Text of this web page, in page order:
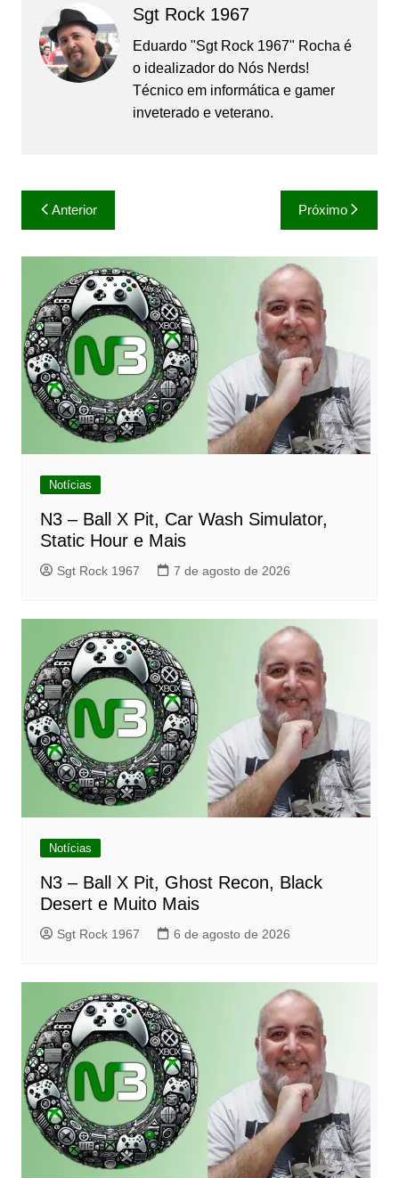
Sgt Rock 1967
Eduardo "Sgt Rock 1967" Rocha é
o idealizador do Nós Nerds!
Técnico em informática e gamer
inveterado e veterano.
Navegação
de
Post
Anterior Próximo
Notícias
N3 – Ball X Pit, Car Wash Simulator,
Static Hour e Mais
Sgt Rock 1967 7 de agosto de 2026
Notícias
N3 – Ball X Pit, Ghost Recon, Black
Desert e Muito Mais
Sgt Rock 1967 6 de agosto de 2026